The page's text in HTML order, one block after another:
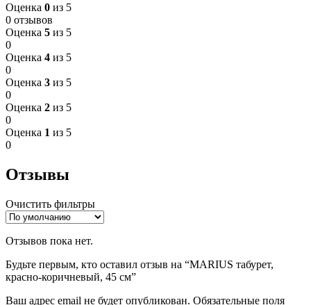
Оценка 0 из 5
0 отзывов
Оценка 5 из 5
0
Оценка 4 из 5
0
Оценка 3 из 5
0
Оценка 2 из 5
0
Оценка 1 из 5
0
Отзывы
Очистить фильтры
Отзывов пока нет.
Будьте первым, кто оставил отзыв на “MARIUS табурет,
красно-коричневый, 45 см”
Ваш адрес email не будет опубликован. Обязательные поля